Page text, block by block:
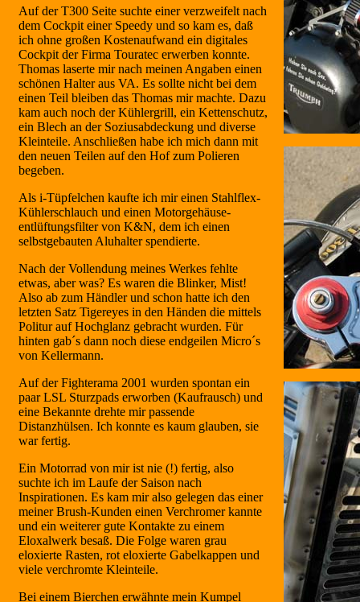
Auf der T300 Seite suchte einer verzweifelt nach
dem Cockpit einer Speedy und so kam es, daß
ich ohne großen Kostenaufwand ein digitales
Cockpit der Firma Touratec erwerben konnte.
Thomas laserte mir nach meinen Angaben einen
schönen Halter aus VA. Es sollte nicht bei dem
einen Teil bleiben das Thomas mir machte. Dazu
kam auch noch der Kühlergrill, ein Kettenschutz,
ein Blech an der Soziusabdeckung und diverse
Kleinteile. Anschließen habe ich mich dann mit
den neuen Teilen auf den Hof zum Polieren
begeben.
Als i-Tüpfelchen kaufte ich mir einen Stahlflex-
Kühlerschlauch und einen Motorgehäuse-
entlüftungsfilter von K&N, dem ich einen
selbstgebauten Aluhalter spendierte.
Nach der Vollendung meines Werkes fehlte
etwas, aber was? Es waren die Blinker, Mist!
Also ab zum Händler und schon hatte ich den
letzten Satz Tigereyes in den Händen die mittels
Politur auf Hochglanz gebracht wurden. Für
hinten gab´s dann noch diese endgeilen Micro´s
von Kellermann.
Auf der Fighterama 2001 wurden spontan ein
paar LSL Sturzpads erworben (Kaufrausch) und
eine Bekannte drehte mir passende
Distanzhülsen. Ich konnte es kaum glauben, sie
war fertig.
Ein Motorrad von mir ist nie (!) fertig, also
suchte ich im Laufe der Saison nach
Inspirationen. Es kam mir also gelegen das einer
meiner Brush-Kunden einen Verchromer kannte
und ein weiterer gute Kontakte zu einem
Eloxalwerk besaß. Die Folge waren grau
eloxierte Rasten, rot eloxierte Gabelkappen und
viele verchromte Kleinteile.
Bei einem Bierchen erwähnte mein Kumpel